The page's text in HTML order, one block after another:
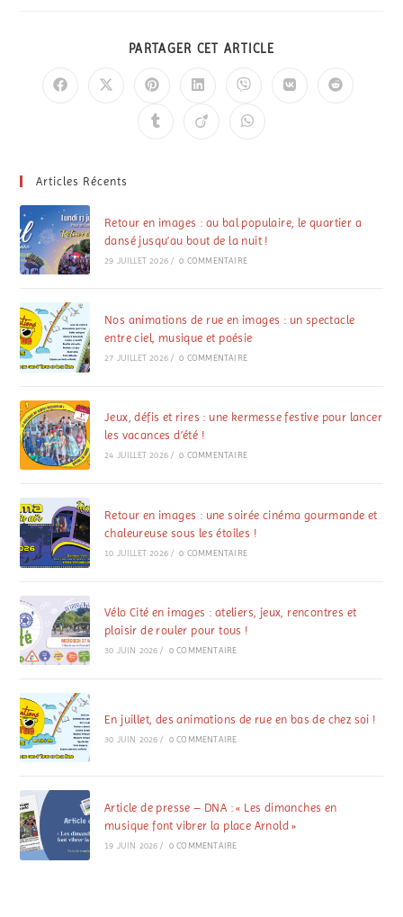
PARTAGER CET ARTICLE
Articles Récents
Retour en images : au bal populaire, le quartier a
dansé jusqu’au bout de la nuit !
29 JUILLET 2026 / 0 COMMENTAIRE
Nos animations de rue en images : un spectacle
entre ciel, musique et poésie
27 JUILLET 2026 / 0 COMMENTAIRE
Jeux, défis et rires : une kermesse festive pour lancer
les vacances d’été !
24 JUILLET 2026 / 0 COMMENTAIRE
Retour en images : une soirée cinéma gourmande et
chaleureuse sous les étoiles !
10 JUILLET 2026 / 0 COMMENTAIRE
Vélo Cité en images : ateliers, jeux, rencontres et
plaisir de rouler pour tous !
30 JUIN 2026 / 0 COMMENTAIRE
En juillet, des animations de rue en bas de chez soi !
30 JUIN 2026 / 0 COMMENTAIRE
Article de presse – DNA : « Les dimanches en
musique font vibrer la place Arnold »
19 JUIN 2026 / 0 COMMENTAIRE